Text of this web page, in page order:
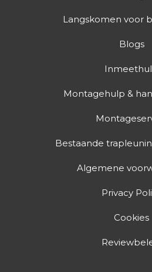
Langskomen voor
Blogs
Montagehulp &
Bestaande
Algemene
Privacy
Cookies